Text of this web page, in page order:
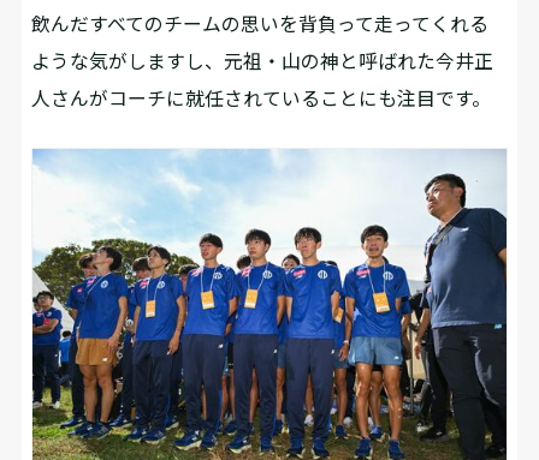
飲んだすべてのチームの思いを背負って走ってくれる
ような気がしますし、元祖・山の神と呼ばれた今井正
人さんがコーチに就任されていることにも注目です。